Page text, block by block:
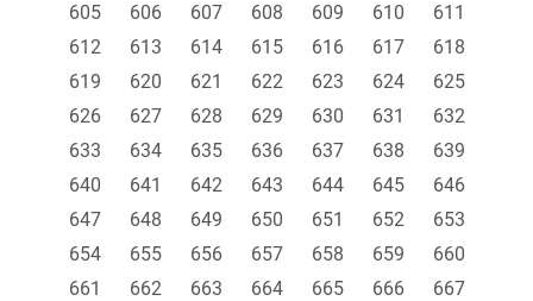
605
606 607 608 609 610
611
612
613 614 615 616 617
618
619
620 621 622 623 624
625
626
627 628 629 630 631
632
633
634 635 636 637 638
639
640
641 642 643 644 645
646
647
648 649 650 651 652
653
654
655 656 657 658 659
660
661
662 663 664 665 666
667